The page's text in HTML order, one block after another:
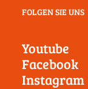
FOLGEN SIE UNS
Youtube
Facebook
Instagram